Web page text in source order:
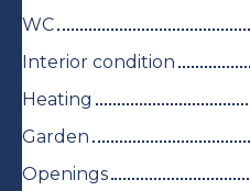
WC
Interior condition
Heating
Garden
Openings